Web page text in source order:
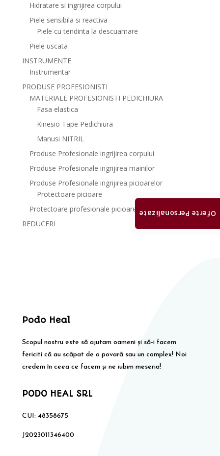
Hidratare si ingrijirea corpului
Piele sensibila si reactiva
Piele cu tendinta la descuamare
Piele uscata
INSTRUMENTE
Instrumentar
PRODUSE PROFESIONISTI
MATERIALE PROFESIONISTI PEDICHIURA
Fasa elastica
Kinesio Tape Pedichiura
Manusi NITRIL
Produse Profesionale ingrijirea corpului
Produse Profesionale ingrijirea mainilor
Produse Profesionale ingrijirea picioarelor
Protectoare picioare
Protectoare profesionale picioare
REDUCERI
Podo Heal
Scopul nostru este să ajutam oameni și să-i facem
fericiti că au scăpat de o povară sau un complex! Noi
credem în ceea ce facem și ne iubim meseria!
PODO HEAL SRL
CUI: 48358675
J2023011346400
Oferte Personalizate